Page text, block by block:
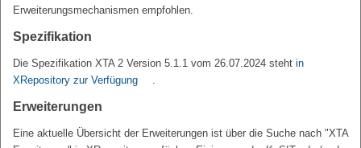
Erweiterungsmechanismen empfohlen.
Spezifikation
Die Spezifikation XTA 2 Version 5.1.1 vom 26.07.2024 steht in
XRepository zur Verfügung
.
Erweiterungen
Eine aktuelle Übersicht der Erweiterungen ist über die Suche nach "XTA